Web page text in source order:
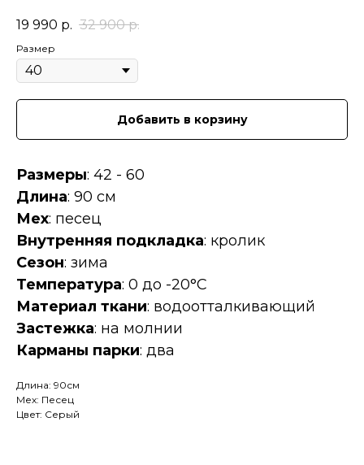
19 990 р. 32 900 р.
Размер
Добавить в корзину
Размеры: 42 - 60
Длина: 90 см
Мех: песец
Внутренняя подкладка: кролик
Сезон: зима
Температура: 0 до -20°C
Материал ткани: водоотталкивающий
Застежка: на молнии
Карманы парки: два
Длина: 90см
Мех: Песец
Цвет: Серый